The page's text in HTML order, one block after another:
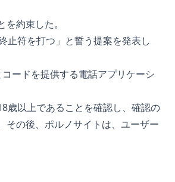
約束した。
止符を打つ」と誓う提案を発表し
ードを提供する電話アプリケーシ
歳以上であることを確認し、確認の
その後、ポルノサイトは、ユーザー